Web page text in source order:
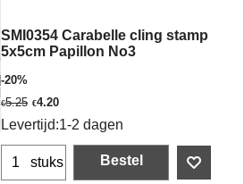
SMI0354 Carabelle cling stamp
5x5cm Papillon No3
-20%
€5.25 €4.20
Levertijd:1-2 dagen
stuks Bestel